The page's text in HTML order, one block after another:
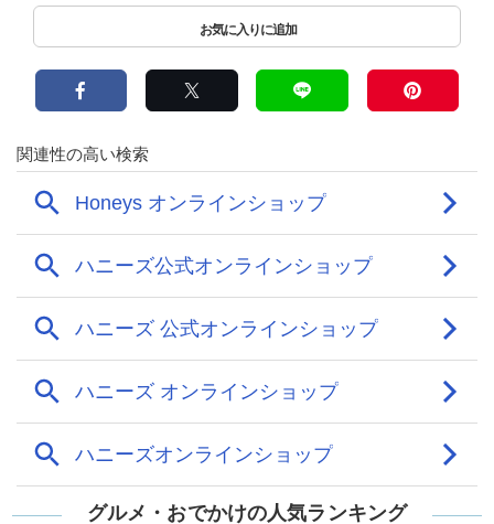
グルメ・おでかけの人気ランキング